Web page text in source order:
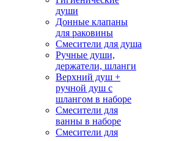
души
Донные клапаны
для раковины
Смесители для душа
Ручные души,
держатели, шланги
Верхний душ +
ручной душ с
шлангом в наборе
Смесители для
ванны в наборе
Смесители для